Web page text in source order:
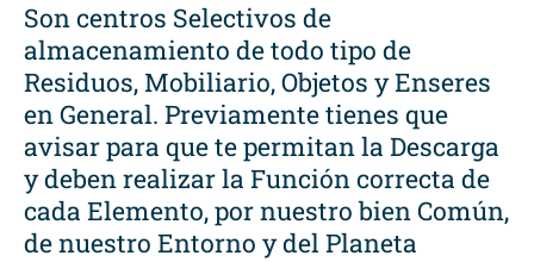
Son centros Selectivos de
almacenamiento de todo tipo de
Residuos, Mobiliario, Objetos y Enseres
en General. Previamente tienes que
avisar para que te permitan la Descarga
y deben realizar la Función correcta de
cada Elemento, por nuestro bien Común,
de nuestro Entorno y del Planeta